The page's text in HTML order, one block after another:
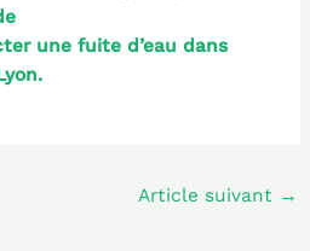
une fuite d’eau dans
Article suivant →